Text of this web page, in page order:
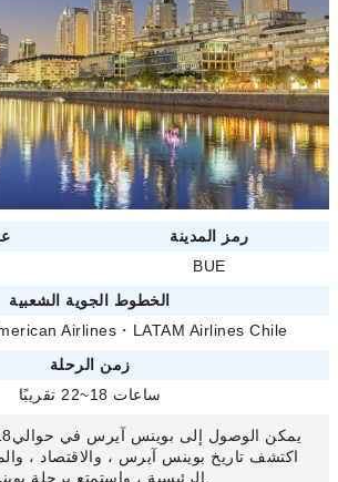
رمز المدينة
BUE
الخطوط الجوية الشعبية
Airlines ・ LATAM Airlines Chile
زمن الرحلة
ساعات 18~22 تقريبًا
اكتشف تاريخ بوينس آيرس ، والاقتصاد ،